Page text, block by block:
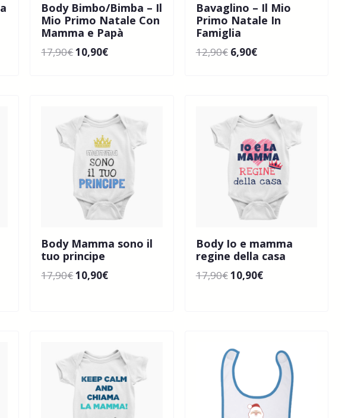
Body Bimbo/Bimba – Il
Mio Primo Natale Con
Mamma e Papà
17,90€10,90€
Bavaglino – Il Mio
Primo Natale In
Famiglia
12,90€ 6,90€
Body Mamma sono il
tuo principe
17,90€10,90€
Body Io e mamma
regine della casa
17,90€10,90€